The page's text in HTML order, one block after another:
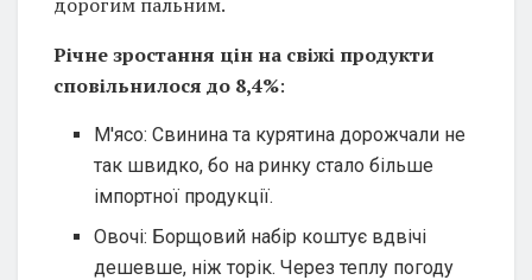
Річне зростання цін на свіжі продукти
сповільнилося до 8,4%:
М'ясо: Свинина та курятина дорожчали не
так швидко, бо на ринку стало більше
імпортної продукції.
Овочі: Борщовий набір коштує вдвічі
дешевше, ніж торік. Через теплу погоду